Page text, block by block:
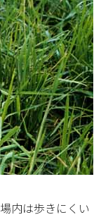
内は歩きにくい